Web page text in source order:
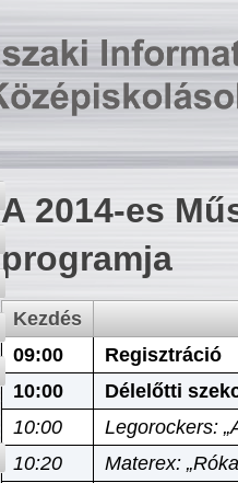
A 2014-es
programja
Kezdés
09:00
Regisztráció
10:00
Délelőtti
10:00
Legorockers:
10:20
Materex: